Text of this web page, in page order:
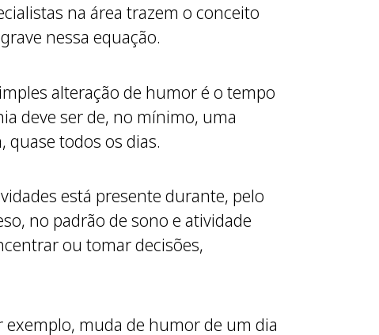
na área trazem o conceito
nessa equação.
alteração de humor é o tempo
deve ser de, no mínimo, uma
todos os dias.
está presente durante, pelo
no padrão de sono e atividade
ou tomar decisões,
muda de humor de um dia